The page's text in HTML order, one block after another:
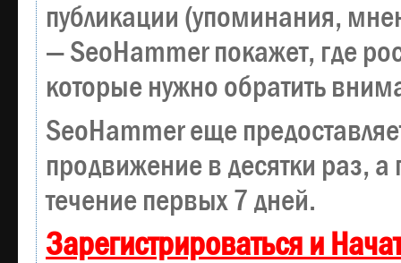
публикации (упоминания,
— SeoHammer покажет, где
которые нужно обратить
SeoHammer еще
продвижение в десятки раз, а
течение первых 7 дней.
Зарегистрироваться и